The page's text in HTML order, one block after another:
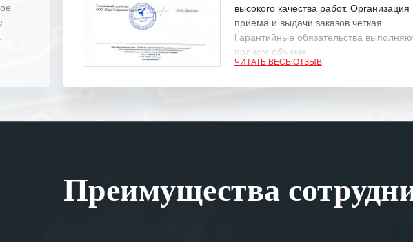
высокого качества работ. Организация
приема и выдачи заказов четкая.
Гарантийные обязательства
полном объеме.
Мы высоко ценим сложившиеся между
ЧИТАТЬ ВЕСЬ ОТЗЫВ
Преимущества